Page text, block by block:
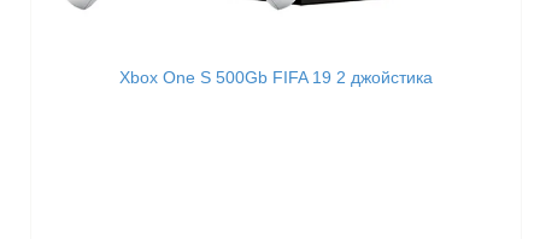
Xbox One S 500Gb FIFA 19 2 джойстика